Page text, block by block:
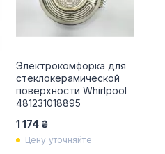
Электрокомфорка для
стеклокерамической
поверхности Whirlpool
481231018895
1 174 ₴
Цену уточняйте